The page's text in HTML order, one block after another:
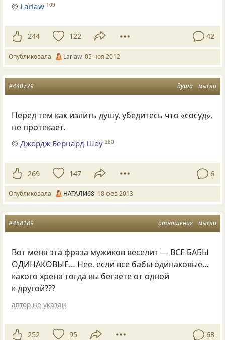
© Larlaw 109
244 122 42
Опубликовала Larlaw 05 ноя 2012
душа мысли
#440729
Перед тем как излить душу, убедитесь что «сосуд»,
не протекает.
©Джордж Бернард Шоу 280
269 147 6
Опубликовала НАТАЛИ68 18 фев 2013
отношения мысли
#458189
Вот меня эта фраза мужиков веселит — ВСЕ БАБЫ
ОДИНАКОВЫЕ… Нее. если все бабы одинаковые…
какого хрена тогда вы бегаете от одной
к другой???
автор не указан
252 95 68